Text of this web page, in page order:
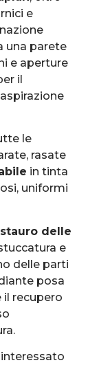
e
una parete
e aperture
il
le
rasate
in tinta
uniformi
delle
e
delle parti
posa
il recupero
interessato